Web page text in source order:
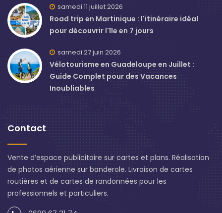
samedi 11 juillet 2026
Road trip en Martinique : l'itinéraire idéal
pour découvrir l'île en 7 jours
samedi 27 juin 2026
Vélotourisme en Guadeloupe en Juillet :
Guide Complet pour des Vacances
Inoubliables
Contact
Vente d’espace publicitaire sur cartes et plans. Réalisation
de photos aérienne sur banderole. Livraison de cartes
routières et de cartes de randonnées pour les
professionnels et particuliers.